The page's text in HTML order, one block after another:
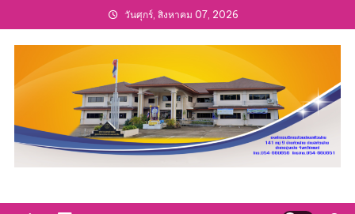
to
content
วันศุกร์, สิงหาคม 07, 2026